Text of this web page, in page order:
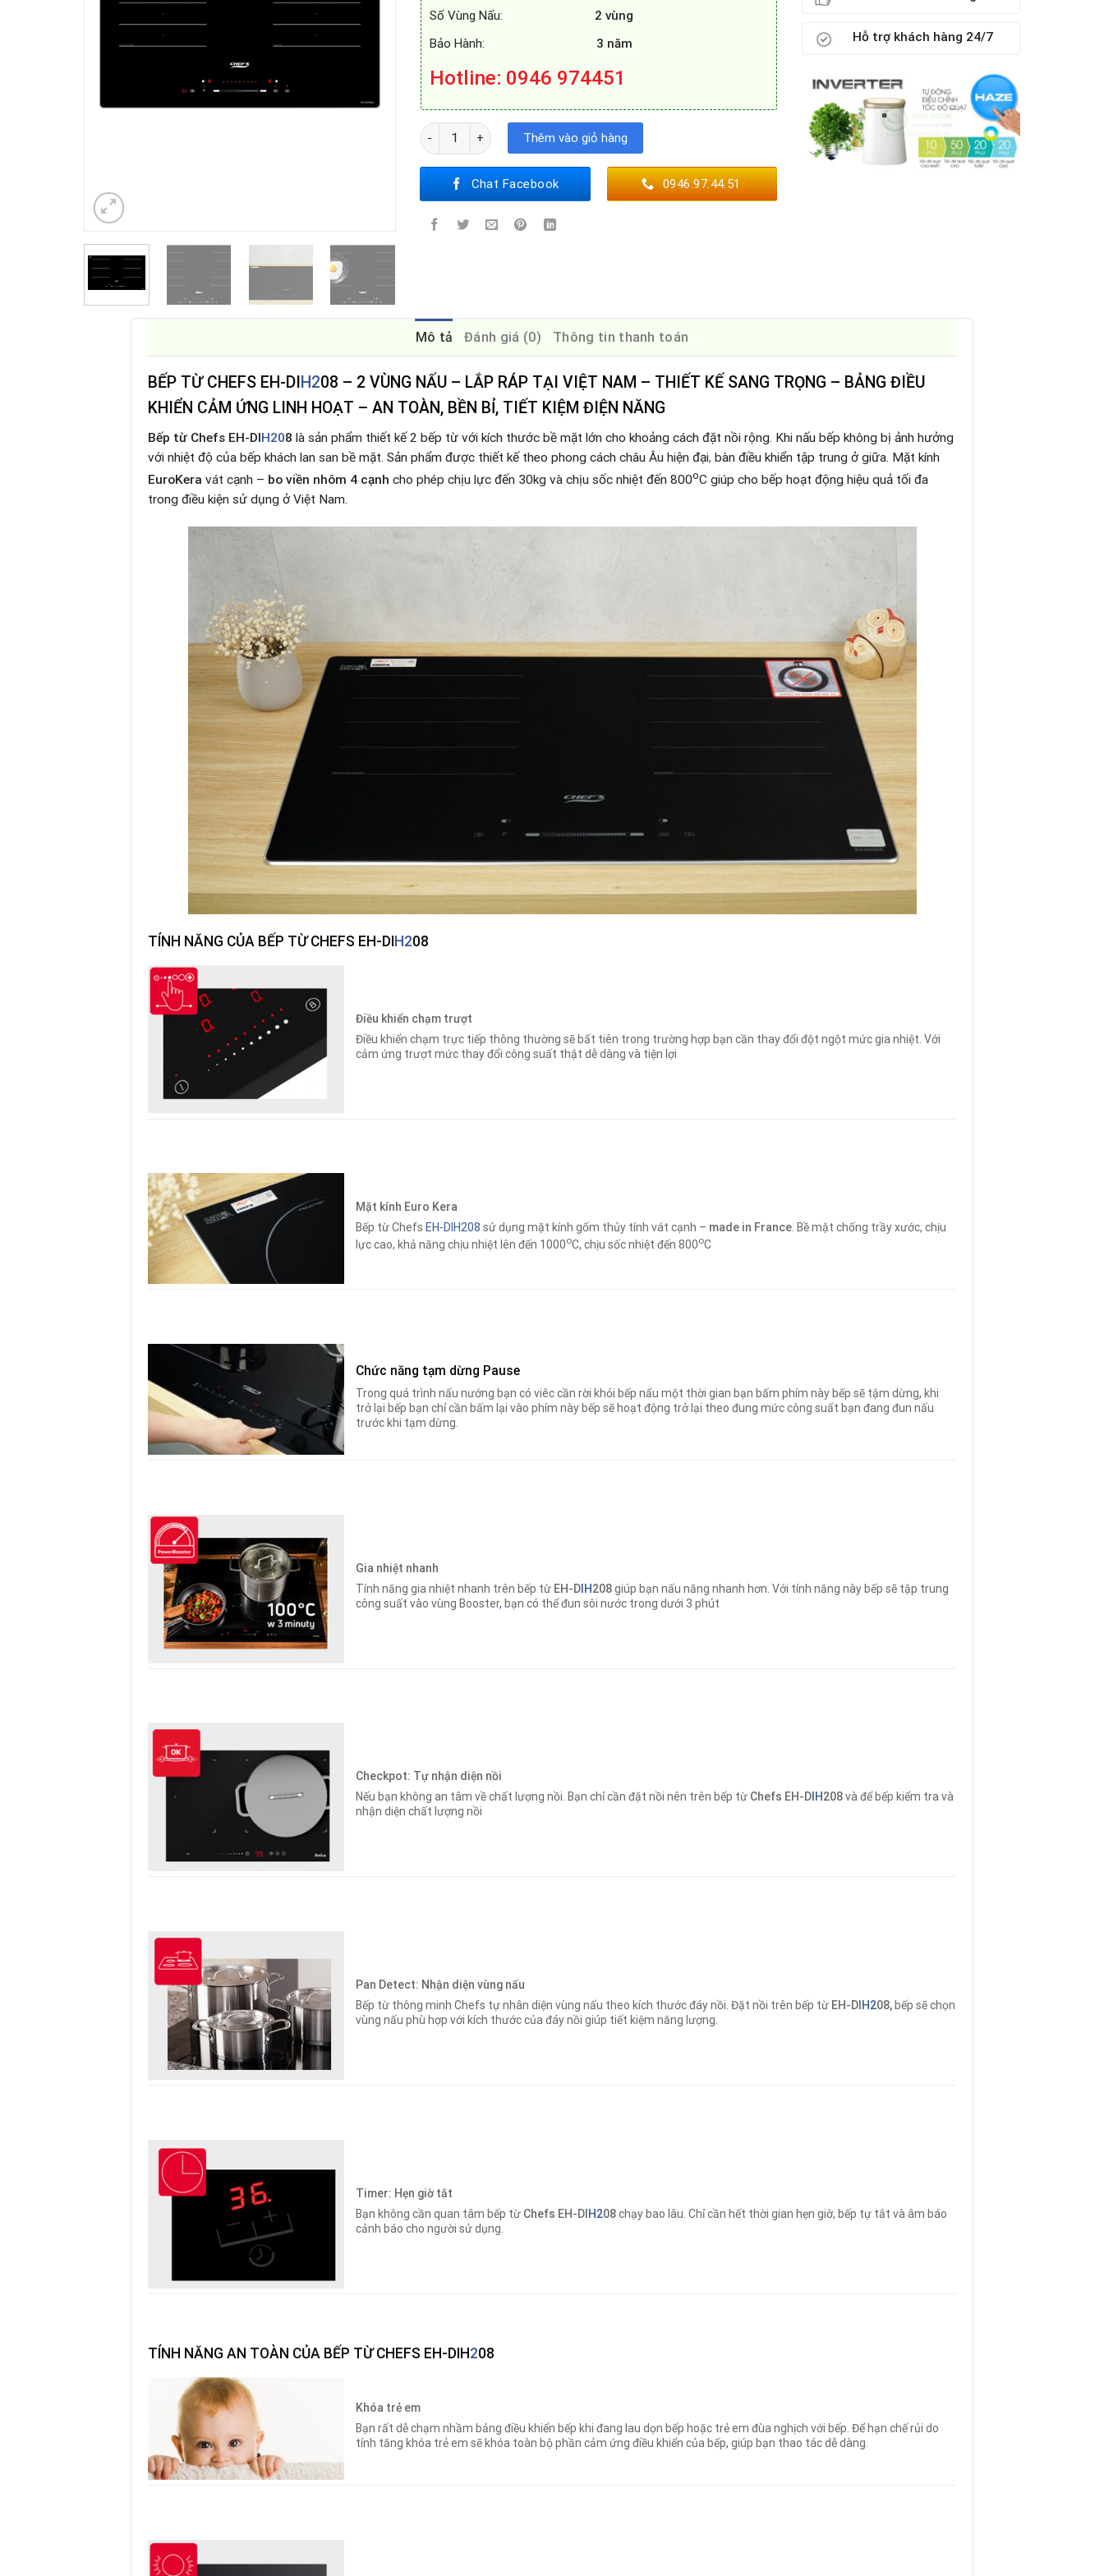
Số Vùng Nấu: 2 vùng
Bảo Hành: 3 năm
Hotline: 0946 974451
BẾP TỪ CHEFS EH-DIH208 số lượng
Thêm vào giỏ hàng
Chat Facebook 0946.97.44.51
Hỗ trợ khách hàng 24/7
Mô tả Đánh giá (0) Thông tin thanh toán
BẾP TỪ CHEFS EH-DI H208 – 2 VÙNG NẤU – LẮP RÁP TẠI VIỆT NAM – THIẾT KẾ SANG TRỌNG – BẢNG ĐIỀU
KHIỂN CẢM ỨNG LINH HOẠT – AN TOÀN, BỀN BỈ, TIẾT KIỆM ĐIỆN NĂNG
Bếp từ Chefs EH-DI H208 là sản phẩm thiết kế 2 bếp từ với kích thước bề mặt lớn cho khoảng cách đặt nồi rộng. Khi nấu bếp không bị ảnh hưởng
với nhiệt độ của bếp khách lan san bề mặt. Sản phẩm được thiết kế theo phong cách châu Âu hiện đại, bàn điều khiển tập trung ở giữa. Mặt kính
EuroKera vát cạnh – bo viền nhôm 4 cạnh cho phép chịu lực đến 30kg và chịu sốc nhiệt đến 800oC giúp cho bếp hoạt động hiệu quả tối đa
trong điều kiện sử dụng ở Việt Nam.
TÍNH NĂNG CỦA BẾP TỪ CHEFS EH-DIH208
Điều khiển chạm trượt
Điều khiển chạm trực tiếp thông thường sẽ bất tiên trong trường hợp bạn cần thay đổi đột ngột mức gia nhiệt. Với
cảm ứng trượt mức thay đổi công suất thật dễ dàng và tiện lợi
Mặt kính Euro Kera
Bếp từ Chefs EH-DIH208 sử dụng mặt kính gốm thủy tính vát cạnh – made in France. Bề mặt chống trầy xước, chịu
lực cao, khả năng chịu nhiệt lên đến 1000oC, chịu sốc nhiệt đến 800oC
Chức năng tạm dừng Pause
Trong quá trình nấu nướng bạn có viêc cần rời khỏi bếp nấu một thời gian bạn bấm phím này bếp sẽ tậm dừng, khi
trở lại bếp bạn chỉ cần bấm lại vào phím này bếp sẽ hoạt động trở lại theo đung mức công suất bạn đang đun nấu
trước khi tạm dừng.
Gia nhiệt nhanh
Tính năng gia nhiệt nhanh trên bếp từEH-DIH208giúp bạn nấu năng nhanh hơn Với tính năng này bếp sẽ tập trung
công suất vào vùng Booster, bạn có thể đun sôi nước trong dưới 3 phút
Checkpot: Tự nhận diện nồi
Nếu bạn không an tâm về chất lượng nồi. Bạn chỉ cần đặt nồi nên trên bếp từ Chefs EH-DIH208và để bếp kiểm tra và
nhận diện chất lượng nồi
Pan Detect: Nhận diện vùng nấu
Bếp từ thông minh Chefs tự nhân diện vùng nấu theo kích thước đáy nồi Đặt nồi trên bếp từ EH-DI H208, bếp sẽ chọn
vùng nấu phù hợp với kích thước của đáy nồi giúp tiết kiệm năng lượng.
Timer: Hẹn giờ tắt
Bạn không cần quan tâm bếp từ Chefs EH-DI H208chạy bao lâu Chỉ cần hết thời gian hẹn giờ, bếp tự tắt và âm báo
cảnh báo cho người sử dụng.
TÍNH NĂNG AN TOÀN CỦA BẾP TỪ CHEFS EH-DIH 208
Khóa trẻ em
Bạn rất dễ chạm nhầm bảng điều khiển bếp khi đang lau dọn bếp hoặc trẻ em đùa nghịch với bếp. Để hạn chế rủi do
tính tăng khóa trẻ em sẽ khóa toàn bộ phần cảm ứng điều khiển của bếp, giúp bạn thao tác dễ dàng.